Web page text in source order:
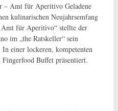
– Amt für Aperitivo Geladene
kulinarischen Neujahrsemfang
Amt für Aperitivo“ stellte der
im „the Ratskeller“ sein
einer lockeren, kompetenten
Fingerfood Buffet präsentiert.